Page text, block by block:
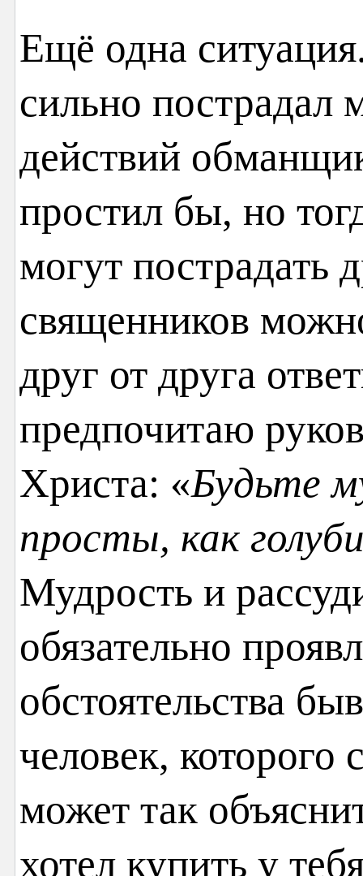
Ещё одна
сильно пострадал
действий
простил бы, но
могут пострадать
священников
друг от друга
предпочитаю
Христа: «Будьте
просты, как
Мудрость и
обязательно
обстоятельства
человек,
может так
хотел купить у